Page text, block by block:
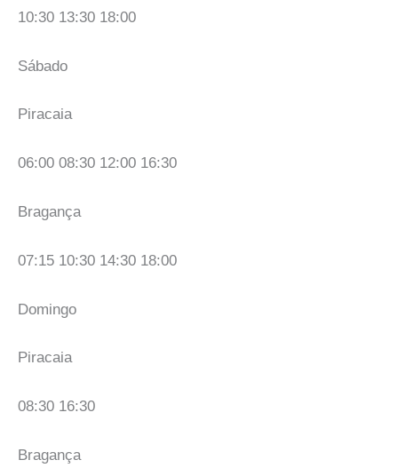
10:30 13:30 18:00
Sábado
Piracaia
06:00 08:30 12:00 16:30
Bragança
07:15 10:30 14:30 18:00
Domingo
Piracaia
08:30 16:30
Bragança